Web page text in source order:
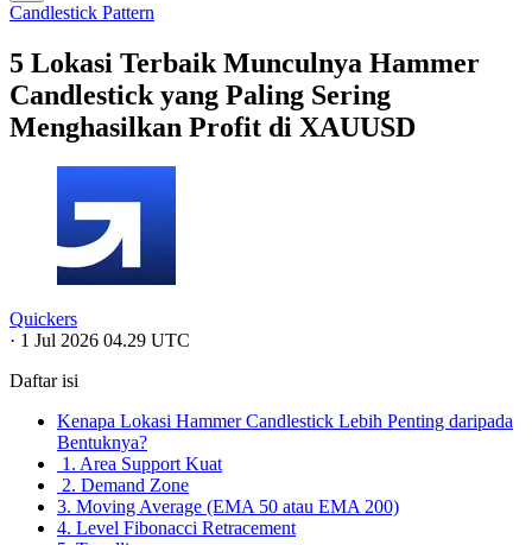
Candlestick Pattern
5 Lokasi Terbaik Munculnya Hammer
Candlestick yang Paling Sering
Menghasilkan Profit di XAUUSD
Quickers
· 1 Jul 2026 04.29 UTC
Daftar isi
Kenapa Lokasi Hammer Candlestick Lebih Penting daripada
Bentuknya?
1. Area Support Kuat
2. Demand Zone
3. Moving Average (EMA 50 atau EMA 200)
4. Level Fibonacci Retracement